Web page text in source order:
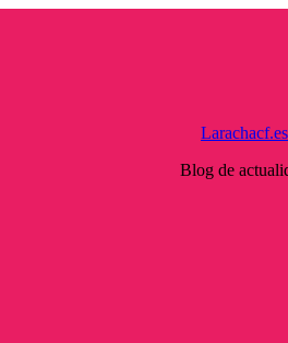
Larachacf.es
Blog de